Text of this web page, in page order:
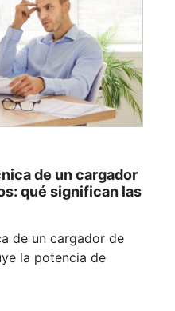
de un cargador
qué significan las
de un cargador de
la potencia de